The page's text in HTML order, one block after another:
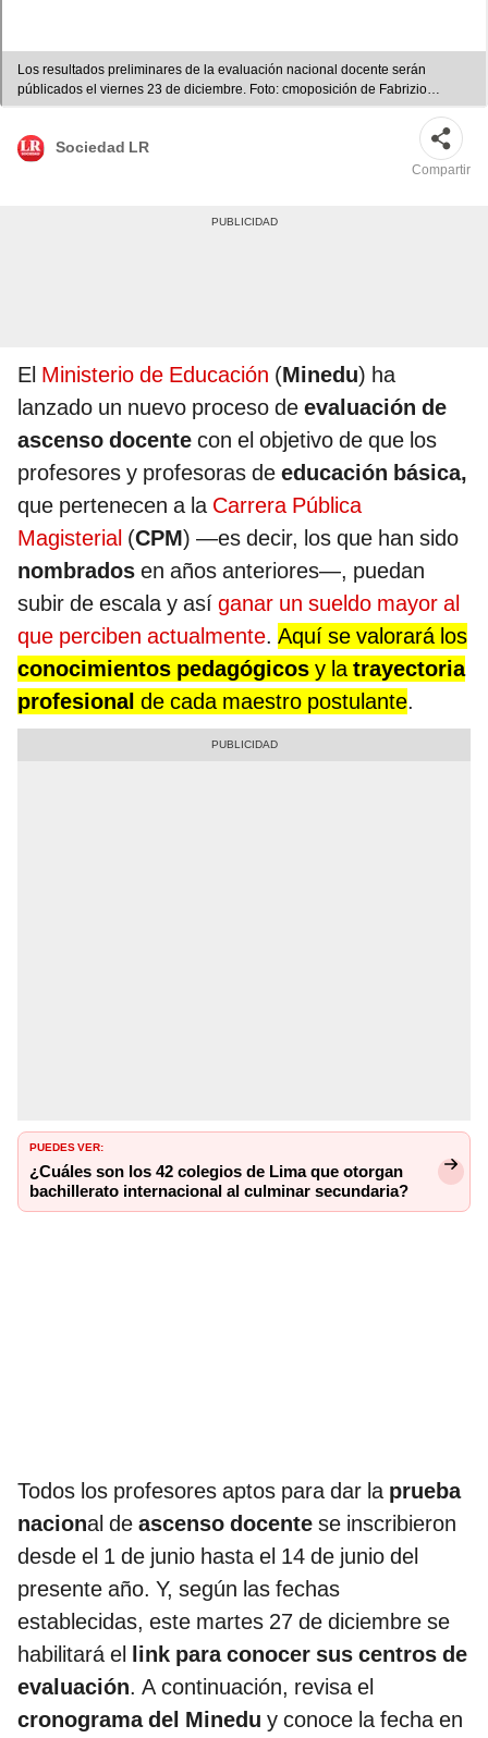
Los resultados preliminares de la evaluación nacional docente serán
públicados el viernes 23 de diciembre. Foto: cmoposición de Fabrizio
Oviedo/archivo La República
Sociedad LR
Compartir
El Ministerio de Educación (Minedu) ha
lanzado un nuevo proceso de evaluación de
ascenso docente con el objetivo de que los
profesores y profesoras de educación básica,
que pertenecen a la Carrera Pública
Magisterial (CPM) —es decir, los que han sido
nombrados en años anteriores—, puedan
subir de escala y así ganar un sueldo mayor al
que perciben actualmente. Aquí se valorará los
conocimientos pedagógicos y latrayectoria
profesional de cada maestro postulante.
PUEDES VER:
¿Cuáles son los 42 colegios de Lima que otorgan
bachillerato internacional al culminar secundaria?
Todos los profesores aptos para dar la prueba
nacional de ascenso docente se inscribieron
desde el 1 de junio hasta el 14 de junio del
presente año. Y, según las fechas
establecidas, este martes 27 de diciembre se
habilitará el link para conocer sus centros de
evaluación. A continuación, revisa el
cronograma del Minedu y conoce la fecha en